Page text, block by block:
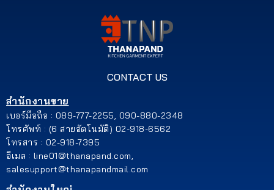
CONTACT US
สำนักงานขาย
เบอร์มือถือ : 089-777-2255, 090-880-2348
โทรศัพท์ : (6 สายอัตโนมัติ) 02-918-6562
โทรสาร : 02-918-7395
อีเมล : line01@thanapand.com,
salesupport@thanapandmail.com